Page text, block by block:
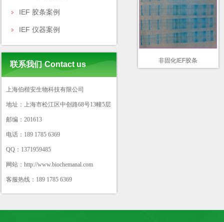
IEF 胶条案例
IEF 仪器案例
联系我们 Contact us
上海伯楷安生物科技有限公司
地址：上海市松江区中创路68号13幢5层
邮编：201613
电话：189 1785 6369
QQ：1371959485
网站：http://www.biochemanal.com
客服热线：189 1785 6369
非固化IEF胶条